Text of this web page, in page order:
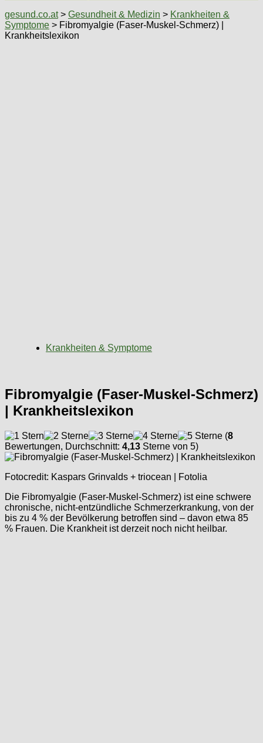
gesund.co.at> Gesundheit & Medizin > Krankheiten &
Symptome > Fibromyalgie (Faser-Muskel-Schmerz) |
Krankheitslexikon
Krankheiten & Symptome
Fibromyalgie (Faser-Muskel-Schmerz)
| Krankheitslexikon
(8
Bewertungen, Durchschnitt: 4,13 Sterne von 5)
Fotocredit: Kaspars Grinvalds + triocean | Fotolia
Die Fibromyalgie (Faser-Muskel-Schmerz) ist eine schwere
chronische, nicht-entzündliche Schmerzerkrankung, von der
bis zu 4 % der Bevölkerung betroffen sind – davon etwa 85
% Frauen. Die Krankheit ist derzeit noch nicht heilbar.